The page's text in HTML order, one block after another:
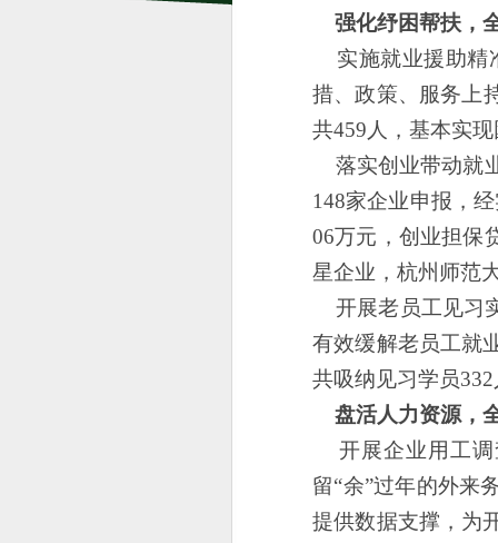
强化纾困帮扶，
实施就业援助精
措、政策、服务上
共459人，基本实
落实创业带动就
148家企业申报，
06万元，创业担保
星企业，杭州师范
开展老员工见习
有效缓解老员工就
共吸纳见习学员
盘活人力资源，
开展企业用工调
留“余”过年的外来
提供数据支撑，为